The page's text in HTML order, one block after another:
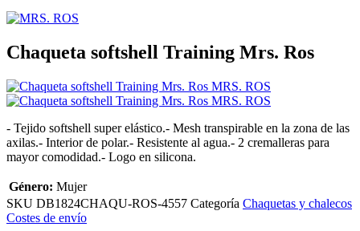
Chaqueta softshell Training Mrs. Ros
- Tejido softshell super elástico.- Mesh transpirable en la zona de las
axilas.- Interior de polar.- Resistente al agua.- 2 cremalleras para
mayor comodidad.- Logo en silicona.
Género: Mujer
SKU DB1824CHAQU-ROS-4557 Categoría Chaquetas y chalecos
Costes de envío